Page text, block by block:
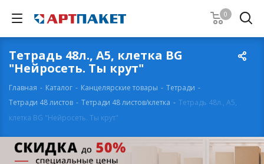
0
Тетрадь 48л., А5, клетка BG
"Нейросеть. Ты крут"
Главная - Каталог - Канцелярские товары - Тетради -
Тетради 48 листов - Тетради 48 листов/клетка - Тетрадь 48л., А5,
клетка BG "Нейросеть. Ты крут"